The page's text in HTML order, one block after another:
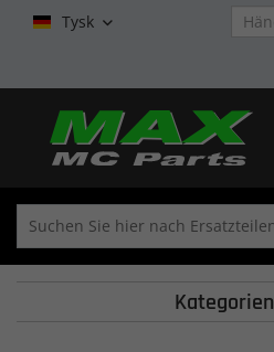
Tysk 
Kategorien